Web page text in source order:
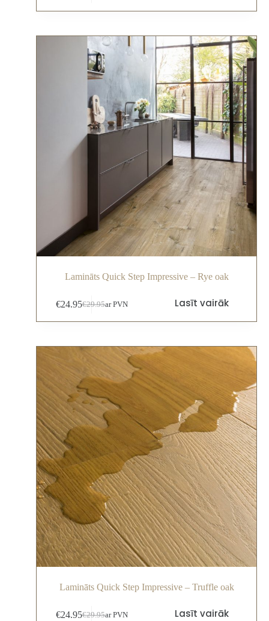
Lamināts Quick Step Impressive – Rye oak
€29.95
€24.95 ar PVN Lasīt vairāk
Lamināts Quick Step Impressive – Truffle oak
€29.95
€24.95 ar PVN Lasīt vairāk